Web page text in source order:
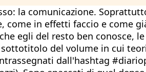
la comunicazione.
come in effetti faccio e come
egli del resto ben conosce,
del volume in cui
dall'hashtag